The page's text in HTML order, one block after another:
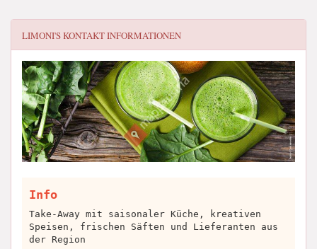
LIMONI'SKONTAKT INFORMATIONEN
Info
Take-Away mit saisonaler Küche, kreativen
Speisen, frischen Säften und Lieferanten aus
der Region